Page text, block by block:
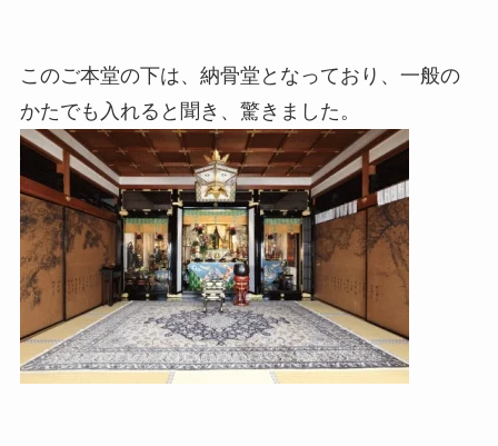
このご本堂の下は、納骨堂となっており、一般の
かたでも入れると聞き、驚きました。